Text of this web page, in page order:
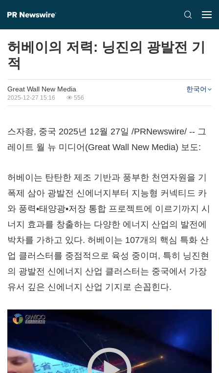
허베이의 저력: 닝진의 광발전 기
적
Great Wall New Media
2025-12-27 15:16 556
한국어
스자좡, 중국 2025년 12월 27일 /PRNewswire/ -- 그
레이트 월 뉴 미디어(Great Wall New Media) 보도:
허베이는 탄탄한 제조 기반과 풍부한 천연자원을 기
폭제 삼아 광발전 신에너지부터 지능형 커넥티드 카
와 풍력•태양광•저장 통합 프로젝트에 이르기까지 시
너지 효과를 창출하는 다양한 에너지 산업의 발전에
박차를 가하고 있다. 허베이는 107개의 핵심 특화 산
업 클러스터를 중점적으로 육성 중이며, 특히 닝진현
의 광발전 신에너지 산업 클러스터는 중국에서 가장
유서 깊은 신에너지 산업 기지로 손꼽힌다.